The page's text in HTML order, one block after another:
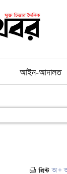
আইন-আদালত